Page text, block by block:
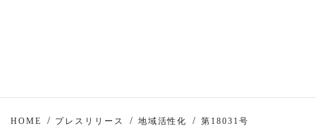
HOME プレスリリース 地域活性化 第18031号